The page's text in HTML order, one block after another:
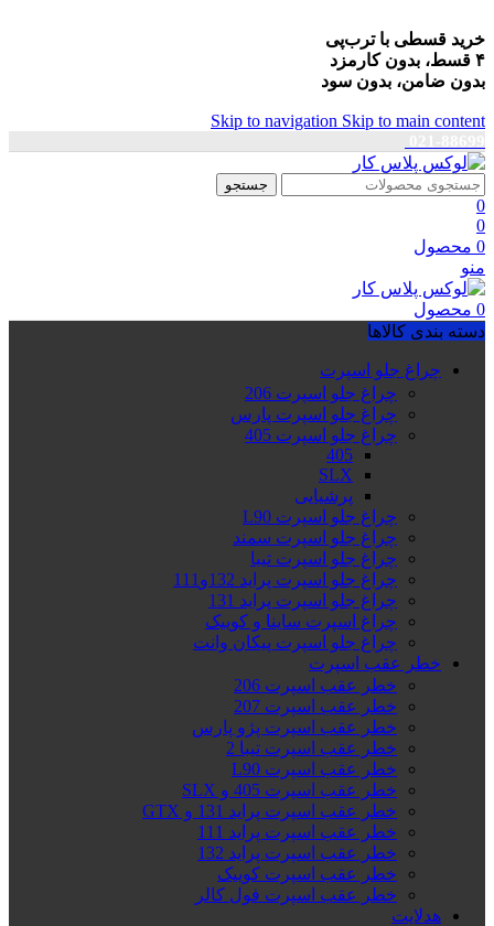
خرید قسطی با ترب‌پی
۴ قسط، بدون کارمزد
بدون ضامن، بدون سود
Skip to navigation Skip to main content
جستجو
0
0
0 محصول
منو
0 محصول
دسته بندی کالاها
چراغ جلو اسپرت
چراغ جلو اسپرت 206
چراغ جلو اسپرت پارس
چراغ جلو اسپرت 405
405
SLX
پرشیایی
چراغ جلو اسپرت L90
چراغ جلو اسپرت سمند
چراغ جلو اسپرت تیبا
چراغ جلو اسپرت پراید 132و111
چراغ جلو اسپرت پراید 131
چراغ اسپرت ساینا و کوییک
چراغ جلو اسپرت پیکان وانت
خطر عقب اسپرت
خطر عقب اسپرت 206
خطر عقب اسپرت 207
خطر عقب اسپرت پژو پارس
خطر عقب اسپرت تیبا 2
خطر عقب اسپرت L90
خطر عقب اسپرت 405 و SLX
خطر عقب اسپرت پراید 131 و GTX
خطر عقب اسپرت پراید 111
خطر عقب اسپرت پراید 132
خطر عقب اسپرت کوییک
خطر عقب اسپرت فول کالر
هدلایت